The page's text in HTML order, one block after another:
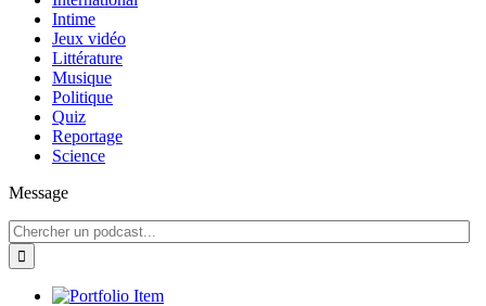
Intime
Jeux vidéo
Littérature
Musique
Politique
Quiz
Reportage
Science
Message